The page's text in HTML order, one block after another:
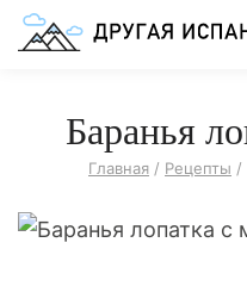
Баранья
Главная / Рецепты /